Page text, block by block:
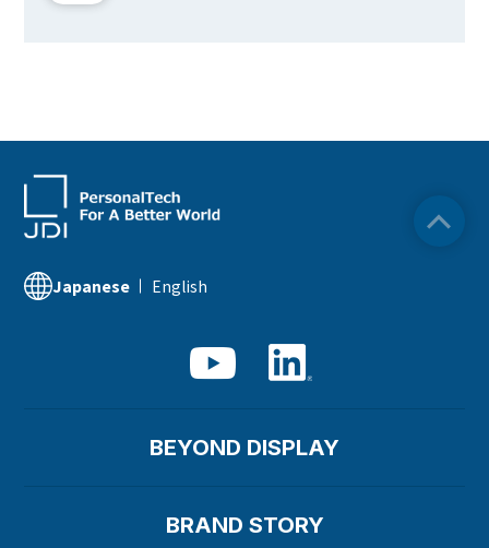
Japanese English
BEYOND DISPLAY
BRAND STORY